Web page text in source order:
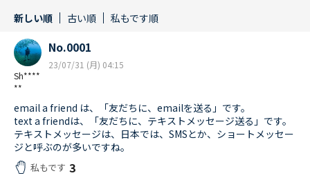
新しい順 古い順 私もです順
Sh****
**
No.0001
23/07/31 (月) 04:15
email a friend は、「友だちに、emailを送る」です。
text a friendは、「友だちに、テキストメッセージ送る」です。
テキストメッセージは、日本では、SMSとか、ショートメッセー
ジと呼ぶのが多いですね。
私もです 3